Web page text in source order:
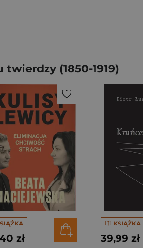
(1850-1919)
zł
KSIĄŻKA
39,99 zł